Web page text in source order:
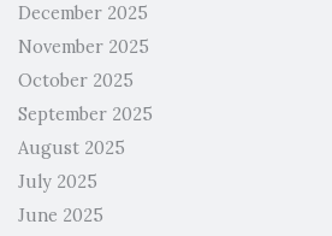
December 2025
November 2025
October 2025
September 2025
August 2025
July 2025
June 2025